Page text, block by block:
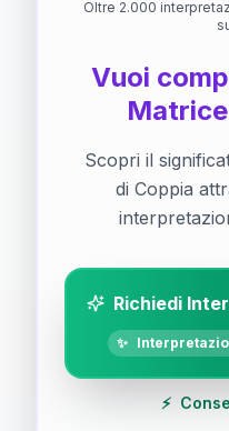
Oltre 2.000
Vuoi
Scopri il
di Coppia
Richiedi
✨
⚡